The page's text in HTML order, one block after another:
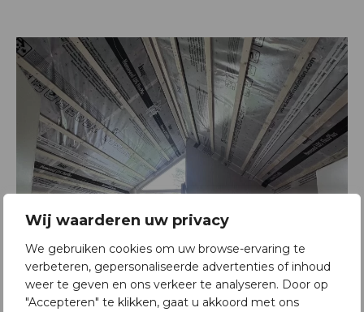
Wij waarderen uw privacy
We gebruiken cookies om uw browse-ervaring te
verbeteren, gepersonaliseerde advertenties of inhoud
weer te geven en ons verkeer te analyseren. Door op
"Accepteren" te klikken, gaat u akkoord met ons